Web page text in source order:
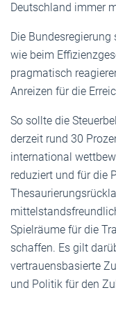
Deutschland immer
Die
wie beim
pragmatisch
Anreizen für die
So sollte die
derzeit rund 30
international
reduziert und für die
Spielräume für die
schaffen. Es gilt
vertrauensbasierte
und Politik für den